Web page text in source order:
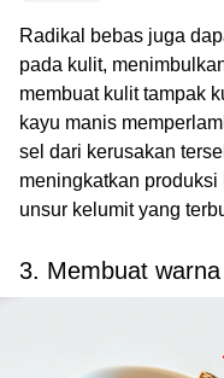
Radikal bebas juga
pada kulit,
membuat kulit tampak
kayu manis
sel dari kerusakan
meningkatkan produksi
unsur kelumit yang
3. Membuat